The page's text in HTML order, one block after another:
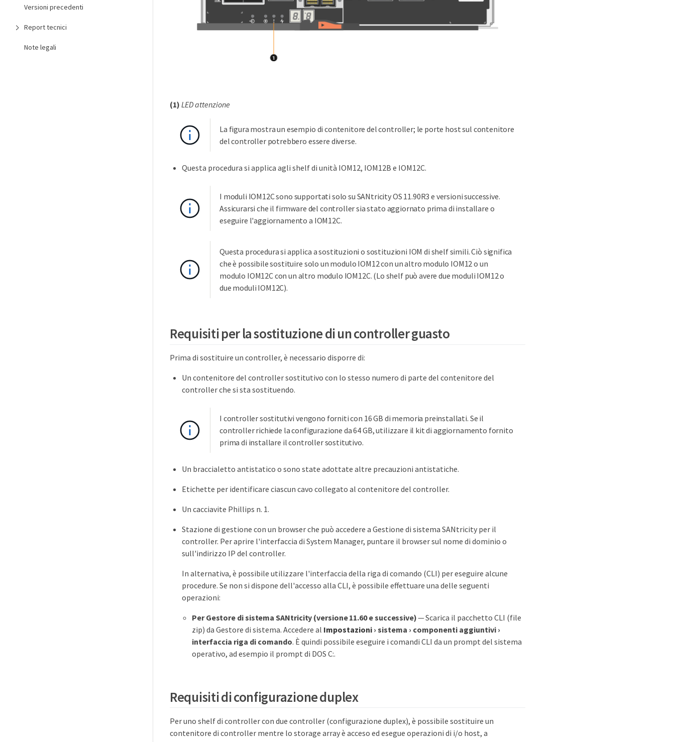
Versioni precedenti
Report tecnici
Note legali
(1) LED attenzione
La figura mostra un esempio di contenitore del controller; le porte host sul contenitore
del controller potrebbero essere diverse.
Questa procedura si applica agli shelf di unità IOM12, IOM12B e IOM12C.
I moduli IOM12C sono supportati solo su SANtricity OS 11.90R3 e versioni successive.
Assicurarsi che il firmware del controller sia stato aggiornato prima di installare o
eseguire l'aggiornamento a IOM12C.
Questa procedura si applica a sostituzioni o sostituzioni IOM di shelf simili. Ciò significa
che è possibile sostituire solo un modulo IOM12 con un altro modulo IOM12 o un
modulo IOM12C con un altro modulo IOM12C. (Lo shelf può avere due moduli IOM12 o
due moduli IOM12C).
Requisiti per la sostituzione di un controller guasto
Prima di sostituire un controller, è necessario disporre di:
Un contenitore del controller sostitutivo con lo stesso numero di parte del contenitore del
controller che si sta sostituendo.
I controller sostitutivi vengono forniti con 16 GB di memoria preinstallati. Se il
controller richiede la configurazione da 64 GB, utilizzare il kit di aggiornamento fornito
prima di installare il controller sostitutivo.
Un braccialetto antistatico o sono state adottate altre precauzioni antistatiche.
Etichette per identificare ciascun cavo collegato al contenitore del controller.
Un cacciavite Phillips n. 1.
Stazione di gestione con un browser che può accedere a Gestione di sistema SANtricity per il
controller. Per aprire l'interfaccia di System Manager, puntare il browser sul nome di dominio o
sull'indirizzo IP del controller.
In alternativa, è possibile utilizzare l'interfaccia della riga di comando (CLI) per eseguire alcune
procedure. Se non si dispone dell'accesso alla CLI, è possibile effettuare una delle seguenti
operazioni:
Per Gestore di sistema SANtricity (versione 11.60 e successive)— Scarica il pacchetto CLI (file
zip) da Gestore di sistema. Accedere al Impostazioni › sistema › componenti aggiuntivi ›
interfaccia riga di comando. È quindi possibile eseguire i comandi CLI da un prompt del sistema
operativo, ad esempio il prompt di DOS C:.
Requisiti di configurazione duplex
Per uno shelf di controller con due controller (configurazione duplex), è possibile sostituire un
contenitore di controller mentre lo storage array è acceso ed esegue operazioni di i/o host, a